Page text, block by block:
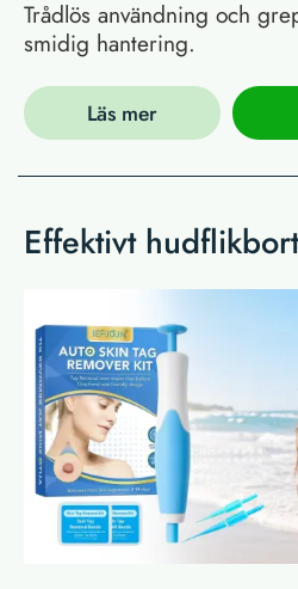
Trådlös användning och
smidig hantering.
Läs mer
Effektivt